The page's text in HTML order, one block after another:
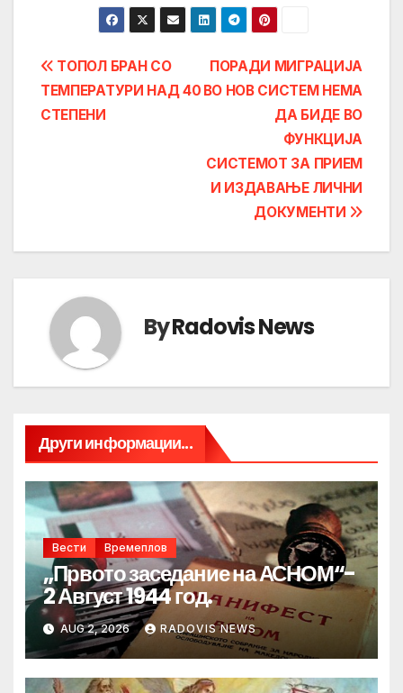
Post
navigation
ПОРАДИ МИГРАЦИЈА
ВО НОВ СИСТЕМ НЕМА
ДА БИДЕ ВО
ФУНКЦИЈА
СИСТЕМОТ ЗА ПРИЕМ
И ИЗДАВАЊЕ ЛИЧНИ
ДОКУМЕНТИ
ТОПОЛ БРАН СО
ТЕМПЕРАТУРИ НАД 40
СТЕПЕНИ
ByRadovis News
Други информации...
Вести Времеплов
„Првото заседание на АСНОМ“-
2 Август 1944 год.
AUG 2, 2026 RADOVIS NEWS